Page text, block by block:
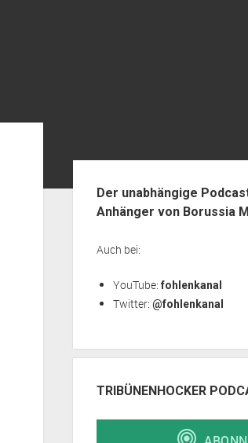
Der unabhängige
Anhänger von Borussia
Auch bei:
YouTube:fohlenkanal
Twitter:@fohlenkanal
TRIBÜNENHOCKER